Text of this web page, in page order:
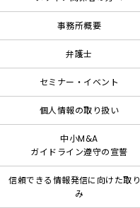
事務所概要
弁護士
セミナー・イベント
個人情報の取り扱い
中小M&A
ガイドライン遵守の宣誓
信頼できる情報発信に向けた取
み